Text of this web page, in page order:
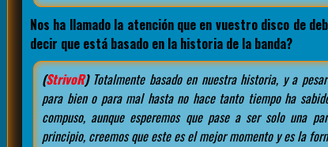
Nos ha llamado la atención que en vuestro disco de
decir que está basado en la historia de la banda?
(StrivoR)Totalmente basado en nuestra historia, y a
para bien o para mal hasta no hace tanto tiempo ha
compuso, aunque esperemos que pase a ser solo una
principio, creemos que este es el mejor momento y es la